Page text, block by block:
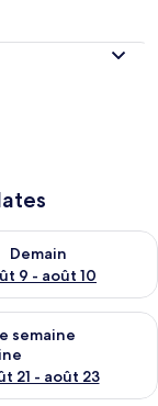
août 9
Demain
9 - août 10
pour
août 14 -
semaine
21 - août 23
pour